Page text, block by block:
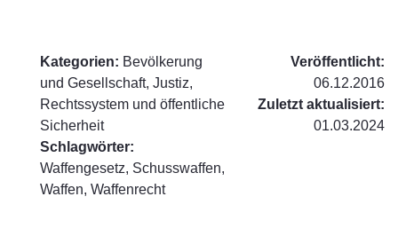
Kategorien: Bevölkerung
und Gesellschaft, Justiz,
Rechtssystem und öffentliche
Sicherheit
Schlagwörter:
Waffengesetz, Schusswaffen,
Waffen, Waffenrecht
Veröffentlicht:
06.12.2016
Zuletzt aktualisiert:
01.03.2024